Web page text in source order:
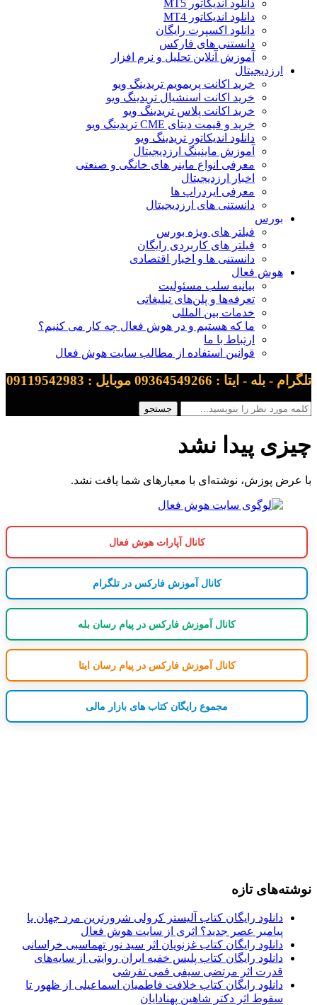
دانلود اندیکاتور MT5
دانلود اندیکاتور MT4
دانلود اکسپرت رایگان
دانستنی های فارکس
آموزش آنلاین تحلیل و نرم افزار
ارزدیجیتال
خرید اکانت پریمویم تریدینگ ویو
خرید اکانت اسنشیال تریدینگ ویو
خرید اکانت پلاس تریدینگ ویو
خرید و قیمت دیتای CME تریدینگ ویو
دانلود اندیکاتور تریدینگ ویو
آموزش ماینینگ ارزدیجیتال
معرفی انواع ماینر های خانگی و صنعتی
اخبار ارزدیجیتال
معرفی ایردراپ ها
دانستنی های ارزدیجیتال
بورس
فیلتر های ویژه بورس
فیلتر های کاربردی رایگان
دانستنی ها و اخبار اقتصادی
هوش فعال
بیانیه سلب مسئولیت
تعرفه‌ها و پلن‌های تبلیغاتی
خدمات بین المللی
ما که هستیم و در هوش فعال چه کار می کنیم؟
ارتباط با ما
قوانین استفاده از مطالب سایت هوش فعال
تلگرام - بله - ایتا : 09364549266 موبایل : 09119542983
چیزی پیدا نشد
با عرض پوزش، نوشته‌ای با معیارهای شما یافت نشد.
کانال آپارات هوش فعال
کانال آموزش فارکس در تلگرام
کانال آموزش فارکس در پیام رسان بله
کانال آموزش فارکس در پیام رسان ایتا
مجموع رایگان کتاب های بازار مالی
نوشته‌های تازه
دانلود رایگان کتاب آلیستر کرولی شرورترین مرد جهان یا
پیامبر عصر جدید؟ اثری از سایت هوش فعال
دانلود رایگان کتاب غزنویان اثر سید نور تهماسبی خراسانی
دانلود رایگان کتاب پلیس خفیه ایران روایتی از سایه‌های
قدرت اثر مرتضی سیفی فمی تفرشی
دانلود رایگان کتاب خلافت فاطمیان اسماعیلی از ظهور تا
سقوط اثر دکتر شاهین پهنادایان